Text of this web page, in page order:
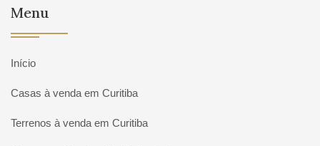
Menu
Início
Casas à venda em Curitiba
Terrenos à venda em Curitiba